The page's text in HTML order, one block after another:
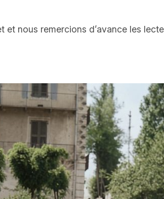
nous remercions d’avance les